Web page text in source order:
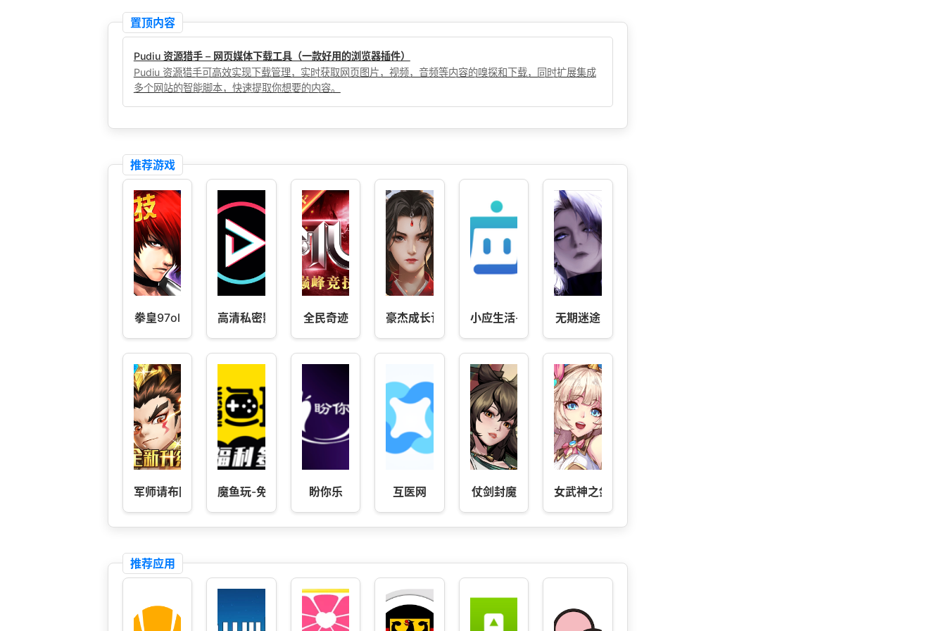
置顶内容
Pudiu 资源猎手 – 网页媒体下载工具（一款好用的浏览器插件）
Pudiu 资源猎手可高效实现下载管理，实时获取网页图片，视频，音频等内容的嗅探和下载，同时扩展集成
多个网站的智能脚本，快速提取你想要的内容。
推荐游戏
拳皇97ol 高清私密影院播放器全民奇迹 豪杰成长计划 小应生活-上应人必备无期迷途
军师请布阵 魔鱼玩-免费游戏福利助手
盼你乐 互医网 仗剑封魔 女武神之剑
推荐应用